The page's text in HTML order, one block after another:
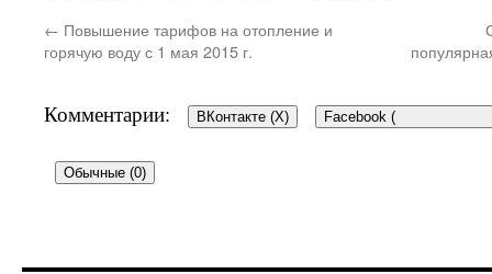
← Повышение тарифов на отопление и
горячую воду с 1 мая 2015 г.
Комментарии: ВКонтакте (X) Facebook (
Обычные (0)